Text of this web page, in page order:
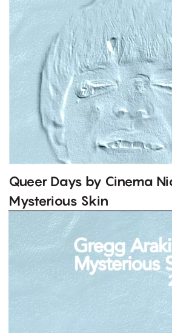
Queer Days by Cinema
Mysterious Skin